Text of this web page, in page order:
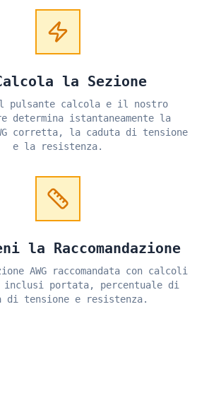
la Sezione
pulsante calcola e il nostro
determina istantaneamente la
corretta, la caduta di tensione
e la resistenza.
la Raccomandazione
AWG raccomandata con calcoli
portata, percentuale di
di tensione e resistenza.